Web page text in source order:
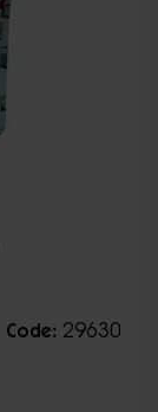
Code: 29630